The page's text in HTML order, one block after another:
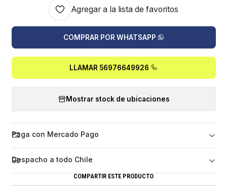
Agregar a la lista de favoritos
COMPRAR POR WHATSAPP
LLAMAR 56976649926
Mostrar stock de ubicaciones
Paga con Mercado Pago
Despacho a todo Chile
COMPARTIR ESTE PRODUCTO